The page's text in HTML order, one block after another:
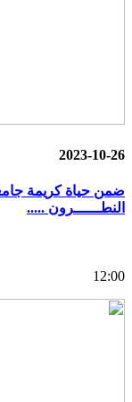
2023-10-26
ضمن حياة كريمة
النطــــــرون .....
12:00